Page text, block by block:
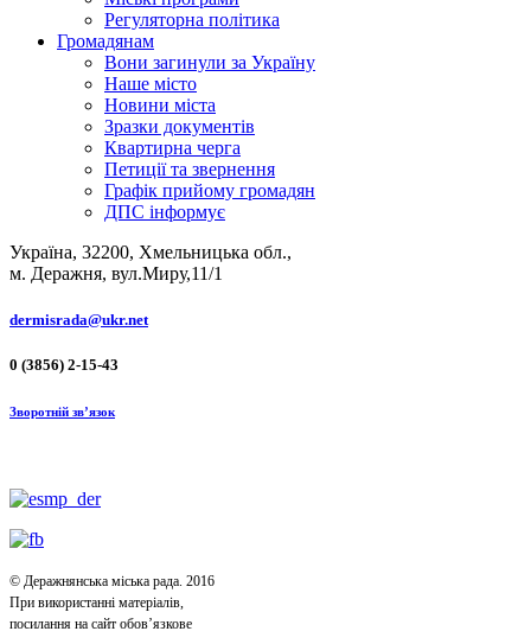
Регуляторна політика
Громадянам
Вони загинули за Україну
Наше місто
Новини міста
Зразки документів
Квартирна черга
Петиції та звернення
Графік прийому громадян
ДПС інформує
Україна, 32200, Хмельницька обл.,
м. Деражня, вул.Миру,11/1
dermisrada@ukr.net
0 (3856) 2-15-43
Зворотній зв’язок
© Деражнянська міська рада. 2016
При використанні матеріалів,
посилання на сайт обов’язкове